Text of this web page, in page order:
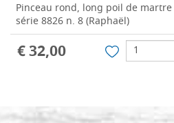
Pinceau rond, long poil de martre
série 8826 n. 8 (Raphaël)
€ 32,00